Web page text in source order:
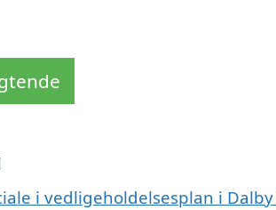
i vedligeholdelsesplan i